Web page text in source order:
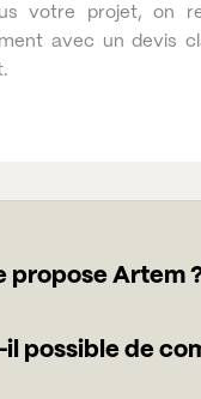
votre projet, on
avec un devis
propose Artem
il possible de